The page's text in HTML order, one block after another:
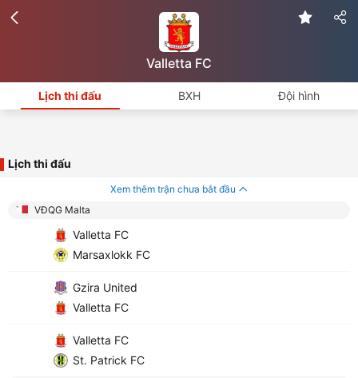
Valletta FC
Lịch thi đấu BXH Đội hình
Lịch thi đấu
Xem thêm trận chưa bắt đầu
VĐQG Malta
Valletta FC
Marsaxlokk FC
Gzira United
Valletta FC
Valletta FC
St. Patrick FC